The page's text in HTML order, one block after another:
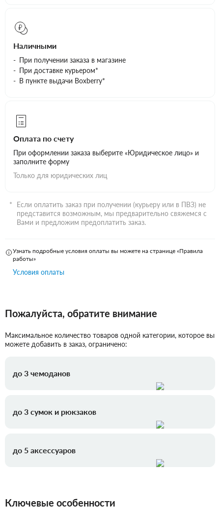
Наличными
При получении заказа в магазине
При доставке курьером*
В пункте выдачи Boxberry*
Оплата по счету
При оформлении заказа выберите «Юридическое лицо» и
заполните форму
Только для юридических лиц
Если оплатить заказ при получении (курьеру или в ПВЗ) не
представится возможным, мы предварительно свяжемся с
Вами и предложим предоплатить заказ.
Узнать подробные условия оплаты вы можете на странице «Правила
работы»
Условия оплаты
Пожалуйста, обратите внимание
Максимальное количество товаров одной категории, которое вы
можете добавить в заказ, ограничено:
до 3 чемоданов
до 3 сумок и рюкзаков
до 5 аксессуаров
Ключевые особенности